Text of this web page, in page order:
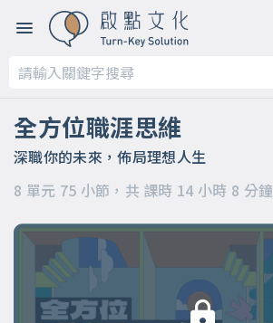
全方位職涯思維
深職你的未來，佈局理想人生
8 單元 75 小節，共 課時 14 小時 8 分鐘
第一章 【開篇】
第二章 【被領導階段】支持策略
第三章 【被領導階段】委身策略
第四章 【領導階段】開明策略
第五章 【領導階段】強勢策略